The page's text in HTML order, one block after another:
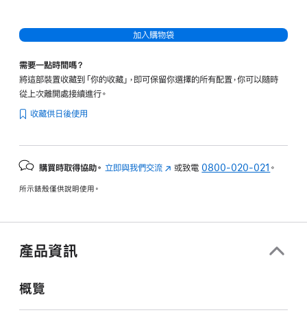
加入購物袋
需要一點時間嗎？
將這部裝置收藏到「你的收藏」，即可保留你選擇的所有配置，你可以隨時
從上次離開處接續進行。
收藏供日後使用
購買時取得協助。 立即與我們交流 (以
開
或致電 0800-020-021 。
所示錶殼僅供說明使用。
產品資訊
概覽